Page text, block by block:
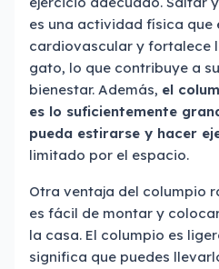
es una actividad física que
cardiovascular y fortalece
gato, lo que contribuye a
bienestar. Además, el
es lo suficientemente
pueda estirarse y hacer
limitado por el espacio.
Otra ventaja del columpio
es fácil de montar y
la casa. El columpio es
significa que puedes